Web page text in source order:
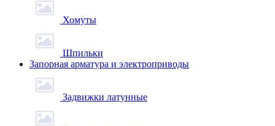
Хомуты
Шпильки
Запорная арматура и электроприводы
Задвижки латунные